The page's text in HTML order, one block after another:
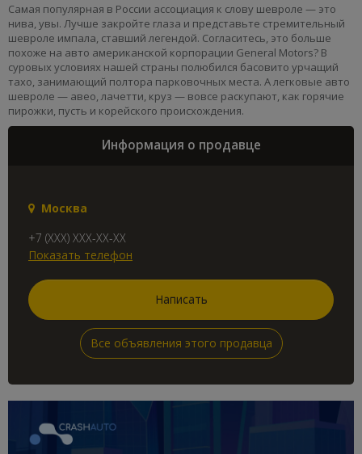
Самая популярная в России ассоциация к слову шевроле — это
нива, увы. Лучше закройте глаза и представьте стремительный
шевроле импала, ставший легендой. Согласитесь, это больше
похоже на авто американской корпорации General Motors? В
суровых условиях нашей страны полюбился басовито урчащий
тахо, занимающий полтора парковочных места. А легковые авто
шевроле — авео, лачетти, круз — вовсе раскупают, как горячие
пирожки, пусть и корейского происхождения.
Информация о продавце
Москва
+7 (XXX) XXX-XX-XX
Показать телефон
Написать
Все объявления этого продавца